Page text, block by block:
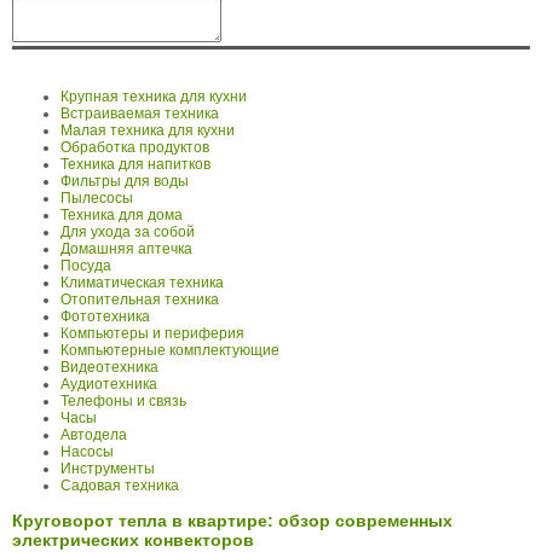
Крупная техника для кухни
Встраиваемая техника
Малая техника для кухни
Обработка продуктов
Техника для напитков
Фильтры для воды
Пылесосы
Техника для дома
Для ухода за собой
Домашняя аптечка
Посуда
Климатическая техника
Отопительная техника
Фототехника
Компьютеры и периферия
Компьютерные комплектующие
Видеотехника
Аудиотехника
Телефоны и связь
Часы
Автодела
Насосы
Инструменты
Садовая техника
Круговорот тепла в квартире: обзор современных
электрических конвекторов